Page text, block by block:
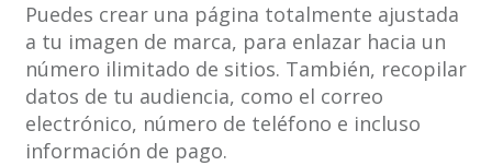
Puedes crear una página totalmente ajustada
a tu imagen de marca, para enlazar hacia un
número ilimitado de sitios. También, recopilar
datos de tu audiencia, como el correo
electrónico, número de teléfono e incluso
información de pago.